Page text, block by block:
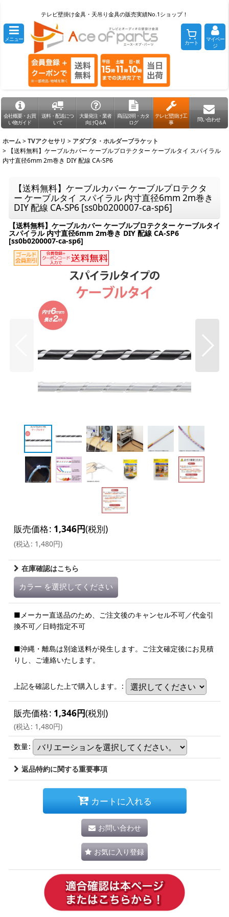
テレビ壁掛け金具・天吊り金具の販売実績No.1ショップ！
メニュー カート
マイペー
ジ
会社概要・お買
い物ガイド
送料・配送につ
いて
大量発注・業者
向けQ＆A
商品説明・カタ
ログ
テレビ壁掛け工
事
問い合わせ
ホーム >TVアクセサリ > アダプタ・ホルダーブラケット
>
【送料無料】ケーブルカバー ケーブルプロテクター ケーブルタイ スパイラル
内寸直径6mm 2m巻き DIY 配線 CA-SP6
【送料無料】ケーブルカバー ケーブルプロテクタ
ー ケーブルタイ スパイラル 内寸直径6mm 2m巻き
DIY 配線 CA-SP6 [ss0b0200007-ca-sp6]
【送料無料】ケーブルカバー ケーブルプロテクター ケーブルタイ
スパイラル 内寸直径6mm 2m巻き DIY 配線 CA-SP6
[ss0b0200007-ca-sp6]
販売価格: 1,346円(税別)
(税込: 1,480円)
在庫確認はこちら
カラー を選択してください
■メーカー直送品のため、ご注文後のキャンセル不可／代金引
換不可／日時指定不可
■沖縄・離島は別途送料が発生します。ご注文確定後にお見積
りし、ご連絡いたします。
上記を確認した上で購入します。 :
販売価格: 1,346円(税別)
(税込: 1,480円)
数量:
返品特約に関する重要事項
カートに入れる
お問い合わせ
お気に入り登録